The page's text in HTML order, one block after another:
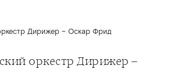
оркестр Дирижер –